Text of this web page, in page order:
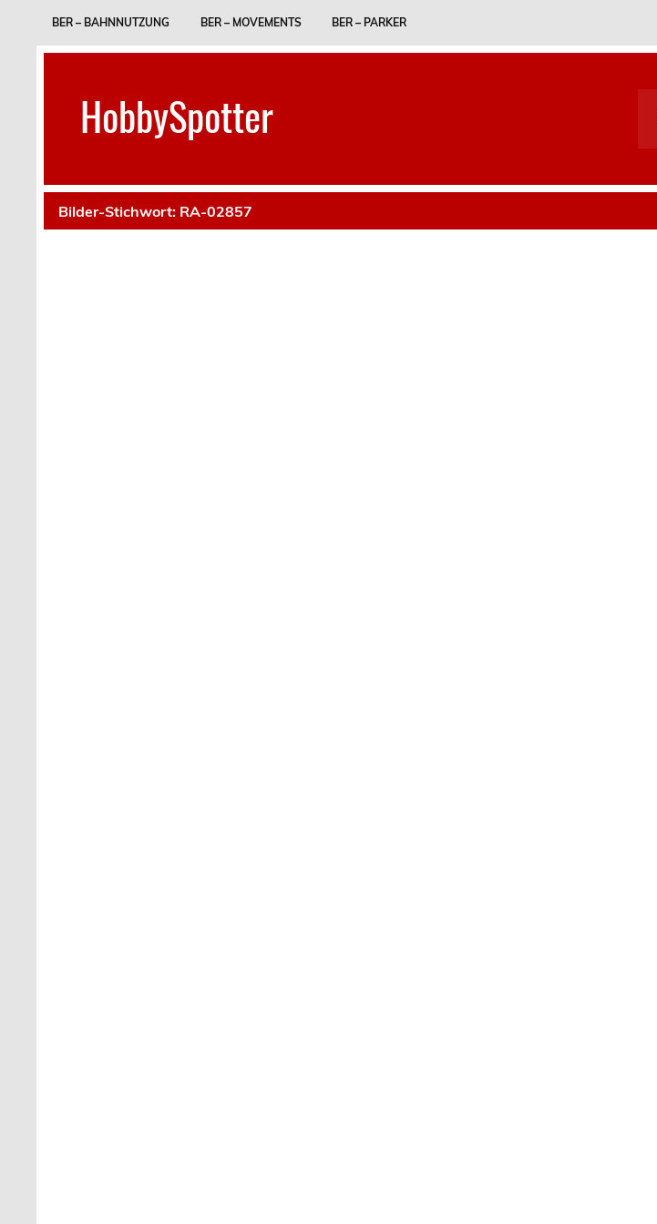
BER – BAHNNUTZUNG BER – MOVEMENTS BER – PARKER
HobbySpotter
Bilder-Stichwort: RA-02857